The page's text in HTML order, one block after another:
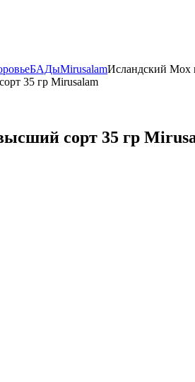
БАДыMirusalamИсландский Мох
сорт 35 гр